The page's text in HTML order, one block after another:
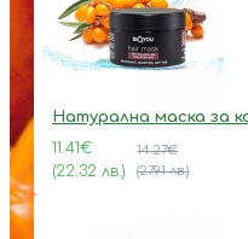
Натурална маска за
11.41€
(22.32 лв.)
14.27€
(27.91 лв.)